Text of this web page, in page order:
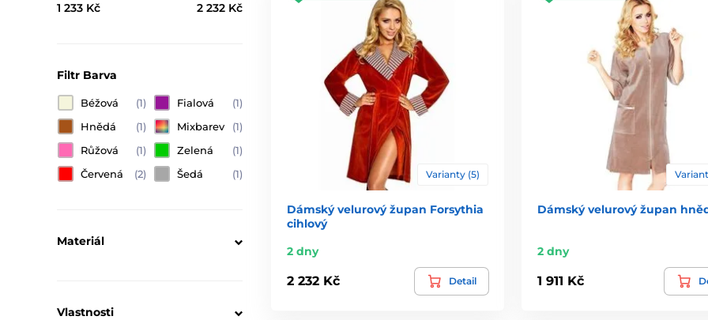
1 233 Kč 2 232 Kč
Filtr Barva
Béžová (1) Fialová
(1)
Hnědá
(1) Mixbarev
(1)
Růžová
(1) Zelená
(1)
Červená
(2) Šedá (1)
Materiál
Vlastnosti
Varianty (5)
Dámský velurový župan Forsythia
cihlový
2 dny
2 232 Kč Detail
Dámský velurový župan
2 dny
1 911 Kč